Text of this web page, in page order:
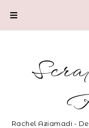
Rachel Aziamadi -